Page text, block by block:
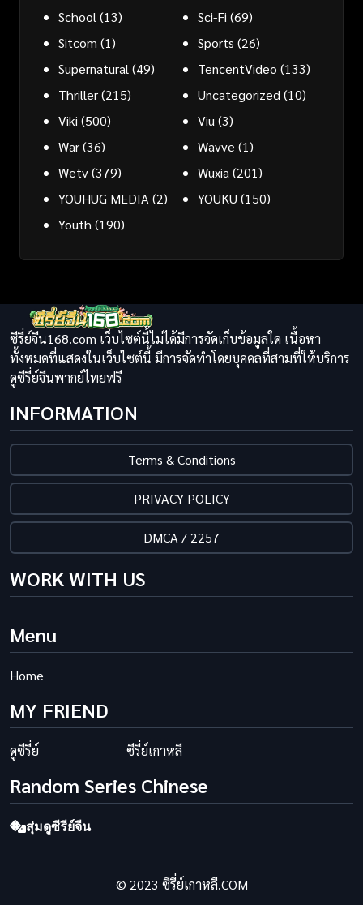
School (13) Sci-Fi (69)
Sitcom (1) Sports (26)
Supernatural (49) TencentVideo (133)
Thriller(215) Uncategorized (10)
Viki (500) Viu (3)
War(36) Wavve (1)
Wetv(379) Wuxia (201)
YOUHUG MEDIA (2) YOUKU (150)
Youth (190)
ซีรี่ย์จีน168.com เว็บไซต์นี้ไม่ได้มีการจัดเก็บข้อมูลใด เนื้อหา
ทั้งหมดที่แสดงในเว็บไซต์นี้ มีการจัดทำโดยบุคคลที่สามที่ให้บริการ
ดูซีรี่ย์จีนพากย์ไทยฟรี
INFORMATION
Terms & Conditions
PRIVACY POLICY
DMCA / 2257
WORK WITH US
Menu
Home
MY FRIEND
ดูซีรี่ย์ ซีรี่ย์เกาหลี
Random Series Chinese
สุ่มดูซีรีย์จีน
© 2023 ซีรี่ย์เกาหลี.COM